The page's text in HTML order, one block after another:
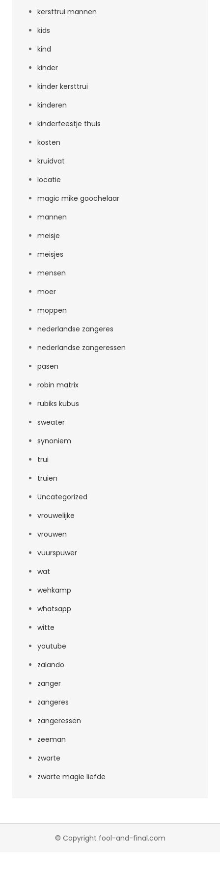
kersttrui mannen
kids
kind
kinder
kinder kersttrui
kinderen
kinderfeestje thuis
kosten
kruidvat
locatie
magic mike goochelaar
mannen
meisje
meisjes
mensen
moer
moppen
nederlandse zangeres
nederlandse zangeressen
pasen
robin matrix
rubiks kubus
sweater
synoniem
trui
truien
Uncategorized
vrouwelijke
vrouwen
vuurspuwer
wat
wehkamp
whatsapp
witte
youtube
zalando
zanger
zangeres
zangeressen
zeeman
zwarte
zwarte magie liefde
© Copyright fool-and-final.com